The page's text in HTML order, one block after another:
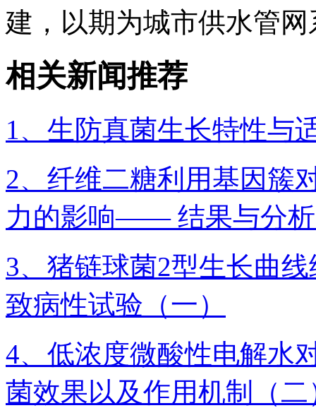
建，以期为城市供水管
相关新闻推荐
1、生防真菌生长特性与
2、纤维二糖利用基因簇
力的影响—— 结果与分
3、猪链球菌2型生长曲
致病性试验（一）
4、低浓度微酸性电解水
菌效果以及作用机制（二